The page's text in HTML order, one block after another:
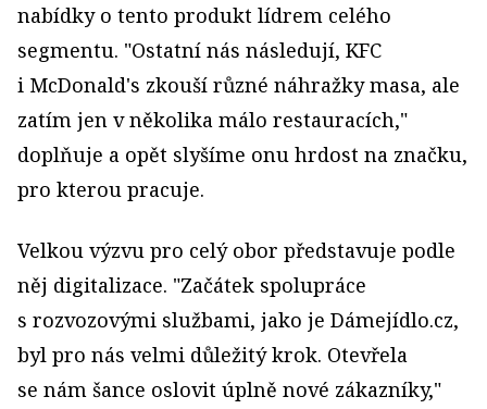
nabídky o tento produkt lídrem celého
segmentu. "Ostatní nás následují, KFC
i McDonald's zkouší různé náhražky masa, ale
zatím jen v několika málo restauracích,"
doplňuje a opět slyšíme onu hrdost na značku,
pro kterou pracuje.
Velkou výzvu pro celý obor představuje podle
něj digitalizace. "Začátek spolupráce
s rozvozovými službami, jako je Dámejídlo.cz,
byl pro nás velmi důležitý krok. Otevřela
se nám šance oslovit úplně nové zákazníky,"